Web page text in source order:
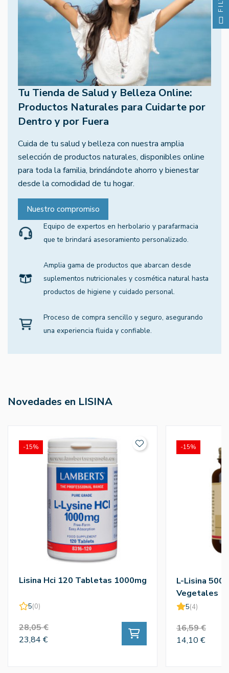
Tu Tienda de Salud y Belleza Online:
Productos Naturales para Cuidarte por
Dentro y por Fuera
Cuida de tu salud y belleza con nuestra amplia
selección de productos naturales, disponibles online
para toda la familia, brindándote ahorro y bienestar
desde la comodidad de tu hogar.
Nuestro compromiso
Equipo de expertos en herbolario y parafarmacia
que te brindará asesoramiento personalizado.
Amplia gama de productos que abarcan desde
suplementos nutricionales y cosmética natural hasta
productos de higiene y cuidado personal.
Proceso de compra sencillo y seguro, asegurando
una experiencia fluida y confiable.
Novedades en LISINA
Lisina Hci 120 Tabletas 1000mg
5(0)
28,05 €
23,84 €
-15%
L-Lisina
Vegetales
5(4)
16,59 €
14,10 €
-15%